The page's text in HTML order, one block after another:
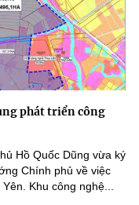
phát triển công
Hồ Quốc Dũng vừa ký
Chính phủ về việc
Khu công nghệ...